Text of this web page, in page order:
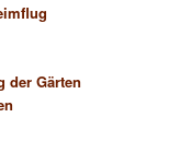
der Gärten